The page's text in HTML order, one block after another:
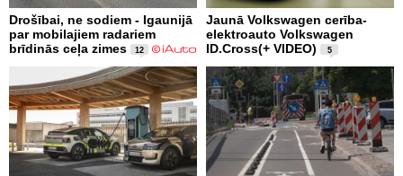
Drošībai, ne sodiem - Igaunijā
par mobilajiem radariem
brīdinās ceļa zimes
12
Jaunā Volkswagen cerība-
elektroauto Volkswagen
ID.Cross(+ VIDEO)
5